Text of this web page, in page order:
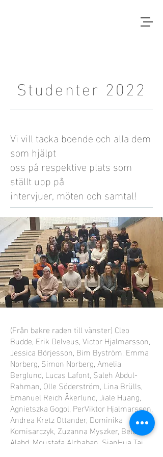
Studenter 2022
Vi vill tacka boende och alla dem
som hjälpt
oss på respektive plats som
ställt upp på
intervjuer, möten och samtal!
(Från bakre raden till vänster) Cleo
Budde, Erik Delveus, Victor Hjalmarsson,
Jessica Börjesson, Bim Byström, Emma
Norberg, Simon Norberg, Amelia
Berglund, Lucas Lafont, Saleh Abdul-
Rahman, Olle Söderström, Lina Brülls,
Emanuel Reich Åkerlund, Jiale Huang,
Agnietszka Gogol, PerViktor Hjalmarsson,
Andrea Kretz Ottander, Dominika
Komisarczyk, Zuzanna Myszker, Belal
Alabd, Moustafa Alchaban, SianHua Tai,